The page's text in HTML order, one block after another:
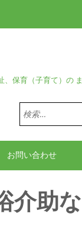
保育（子育て）の
検
索:
お問い合わせ
助な